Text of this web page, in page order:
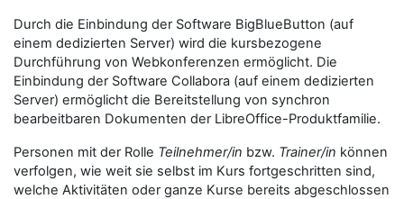
Durch die Einbindung der Software BigBlueButton (auf
einem dedizierten Server) wird die kursbezogene
Durchführung von Webkonferenzen ermöglicht. Die
Einbindung der Software Collabora (auf einem dedizierten
Server) ermöglicht die Bereitstellung von synchron
bearbeitbaren Dokumenten der LibreOffice-Produktfamilie.
Personen mit der Rolle Teilnehmer/in bzw. Trainer/in können
verfolgen, wie weit sie selbst im Kurs fortgeschritten sind,
welche Aktivitäten oder ganze Kurse bereits abgeschlossen